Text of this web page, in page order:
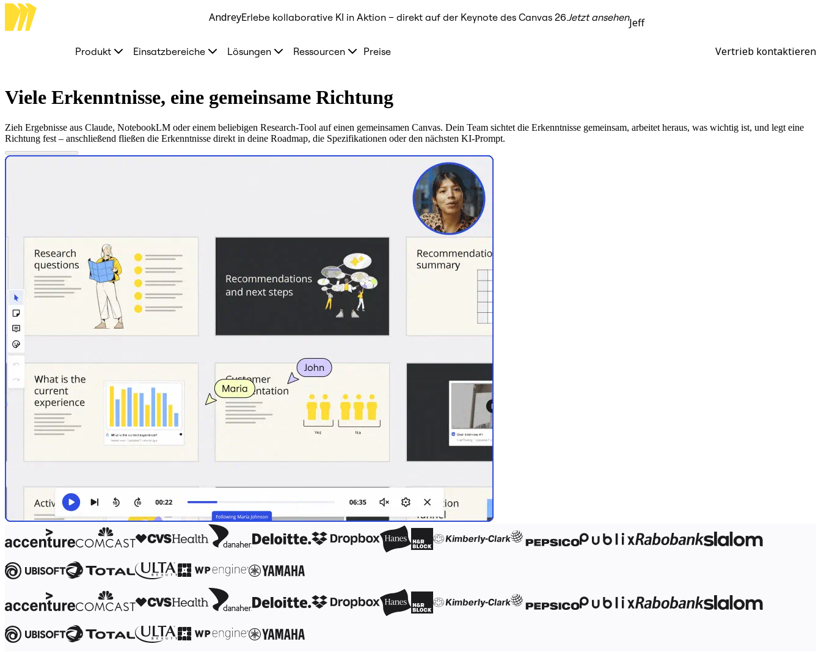
Produkt
Flows
KI-Übersicht
AI Workflows
MCP-Server
KI-Playbooks entdecken
MCP-Server
Whiteboard
Diagramme
Kanban
Zeitachsen
Talktrack
Tabellen
Dokumente
Präsentation
Unsere Empfehlungen
Im Miroverse umschauen
Diagramme
Workshops
Brainstorming
Mindmaps
Concept Maps
Flussdiagramme
Erstellen von Roadmaps
Abbildung der Customer Journey
Auswertung von Research
Miro Design Workshops
Miro Planning & Delivery
Zielplanung
Lösungen
Nach Geschäftssegment
Große Unternehmen
KMU
Startups
Nach Branche
Digitales
Professionelle Dienstleistungen
AndreyErlebe kollaborative KI in Aktion – direkt auf der Keynote des Canvas 26.Jetzt ansehenJeff
Produkt Einsatzbereiche Lösungen Ressourcen Preise Vertrieb kontaktieren
Viele Erkenntnisse, eine gemeinsame Richtung
Zieh Ergebnisse aus Claude, NotebookLM oder einem beliebigen Research-Tool auf einen gemeinsamen Canvas. Dein Team sichtet die Erkenntnisse gemeinsam, arbeitet heraus, was wichtig ist, und legt eine
Richtung fest – anschließend fließen die Erkenntnisse direkt in deine Roadmap, die Spezifikationen oder den nächsten KI-Prompt.